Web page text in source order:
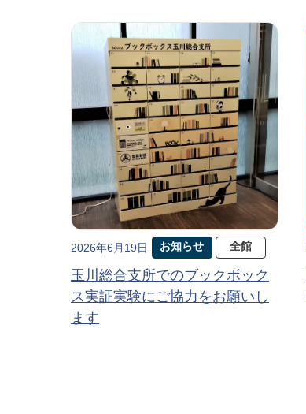
2026年6月19日 お知らせ 全館
玉川総合支所でのブックボック
ス実証実験にご協力をお願いし
ます